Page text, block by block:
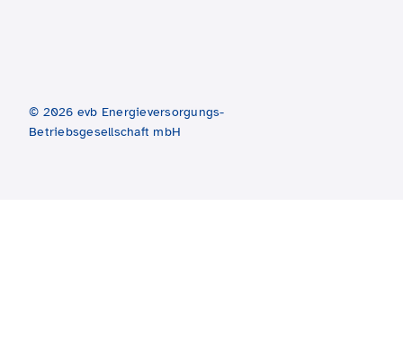
© 2026 evb Energieversorgungs-
Betriebsgesellschaft mbH